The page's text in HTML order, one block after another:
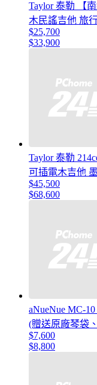
Taylor 泰勒 【
木民謠吉他 旅
$25,700
$33,900
Taylor 泰勒
可插電木吉他
$45,500
$68,600
aNueNue MC-
(贈送原廠琴袋
$7,600
$8,800